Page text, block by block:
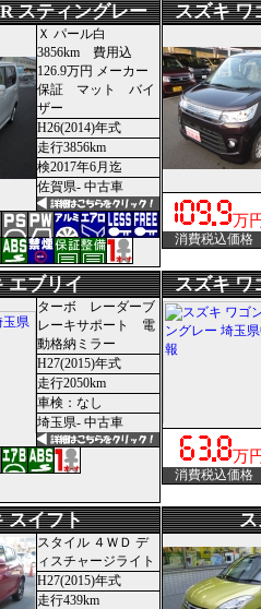
スティングレー
Ｘ パール白
3856km 費用込
126.9万円 メーカー
保証 マット バイ
ザー
H26(2014)年式
走行3856km
検2017年6月迄
佐賀県- 中古車
スズキ ワ
万
消費税込価格
エブリイ
ターボ レーダーブ
レーキサポート 電
動格納ミラー
H27(2015)年式
走行2050km
車検：なし
埼玉県- 中古車
スズキ ワ
万
消費税込価格
スイフト
スタイル ４ＷＤ デ
ィスチャージライト
H27(2015)年式
走行439km